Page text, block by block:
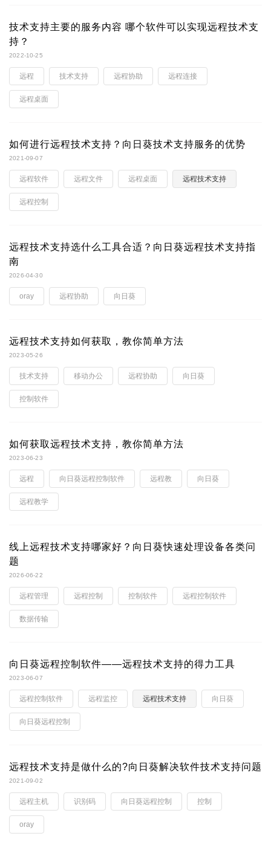
技术支持主要的服务内容 哪个软件可以实现远程技术支
持？
2022-10-25
远程 技术支持 远程协助 远程连接
远程桌面
如何进行远程技术支持？向日葵技术支持服务的优势
2021-09-07
远程软件 远程文件 远程桌面 远程技术支持
远程控制
远程技术支持选什么工具合适？向日葵远程技术支持指
南
2026-04-30
oray 远程协助 向日葵
远程技术支持如何获取，教你简单方法
2023-05-26
技术支持 移动办公 远程协助 向日葵
控制软件
如何获取远程技术支持，教你简单方法
2023-06-23
远程 向日葵远程控制软件 远程教 向日葵
远程教学
线上远程技术支持哪家好？向日葵快速处理设备各类问
题
2026-06-22
远程管理 远程控制 控制软件 远程控制软件
数据传输
向日葵远程控制软件——远程技术支持的得力工具
2023-06-07
远程控制软件 远程监控 远程技术支持 向日葵
向日葵远程控制
远程技术支持是做什么的?向日葵解决软件技术支持问题
2021-09-02
远程主机 识别码 向日葵远程控制 控制
oray